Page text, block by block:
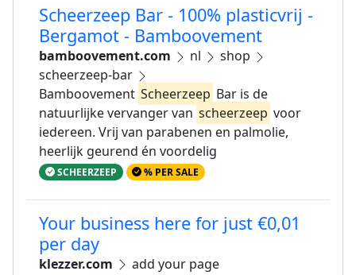
Scheerzeep Bar - 100% plasticvrij -
Bergamot - Bamboovement
bamboovement.com nl
shop
scheerzeep-bar
Bamboovement Scheerzeep Bar is de
natuurlijke vervanger van scheerzeep voor
iedereen. Vrij van parabenen en palmolie,
heerlijk geurend én voordelig
SCHEERZEEP % PER SALE
Your business here for just €0,01
per day
klezzer.com
add your page